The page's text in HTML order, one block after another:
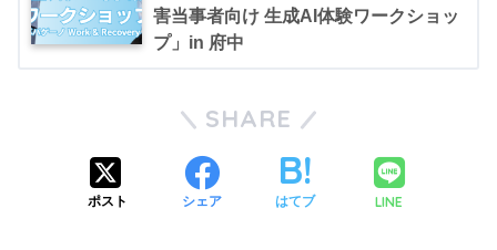
害当事者向け 生成AI体験ワークショッ
プ」in 府中
SHARE
ポスト シェア はてブ LINE